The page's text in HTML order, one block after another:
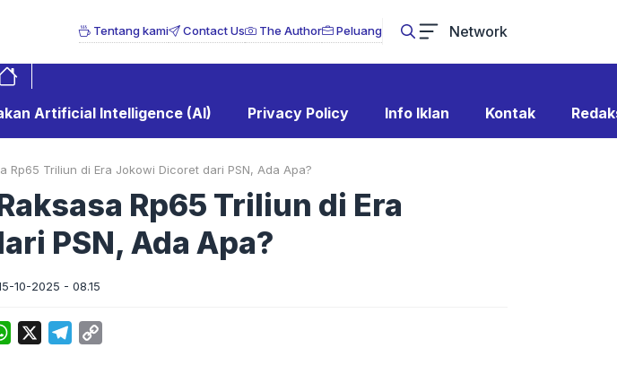
Tentang kami Contact Us The Author Peluang Network
Artificial Intelligence (AI) Privacy Policy Info Iklan Kontak
Rp65 Triliun di Era Jokowi Dicoret dari PSN, Ada Apa?
Rp65 Triliun di Era
PSN, Ada Apa?
10-2025 - 08.15
WhatsApp Telegram